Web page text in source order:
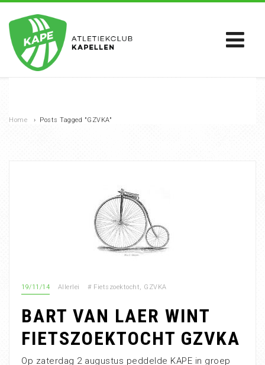
Home › Posts Tagged "GZVKA"
19/11/14 Allerlei # Fietszoektocht, GZVKA
BART VAN LAER WINT
FIETSZOEKTOCHT GZVKA
Op zaterdag 2 augustus peddelde KAPE in groep